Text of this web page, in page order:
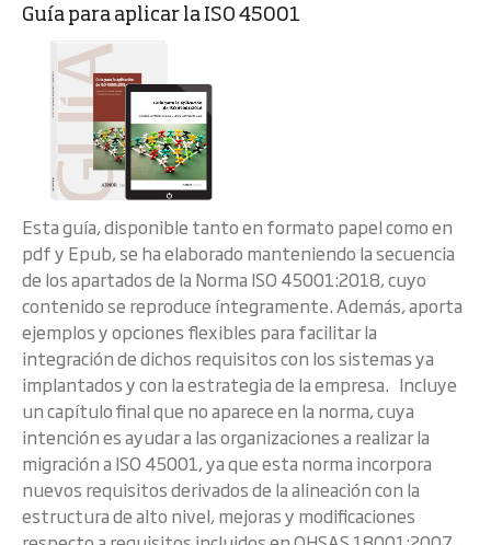
Guía para aplicar la ISO 45001
Esta guía, disponible tanto en formato papel como en
pdf y Epub, se ha elaborado manteniendo la secuencia
de los apartados de la Norma ISO 45001:2018, cuyo
contenido se reproduce íntegramente. Además, aporta
ejemplos y opciones flexibles para facilitar la
integración de dichos requisitos con los sistemas ya
implantados y con la estrategia de la empresa. Incluye
un capítulo final que no aparece en la norma, cuya
intención es ayudar a las organizaciones a realizar la
migración a ISO 45001, ya que esta norma incorpora
nuevos requisitos derivados de la alineación con la
estructura de alto nivel, mejoras y modificaciones